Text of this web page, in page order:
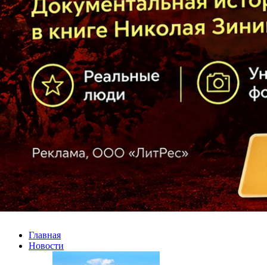
Главная
Новости